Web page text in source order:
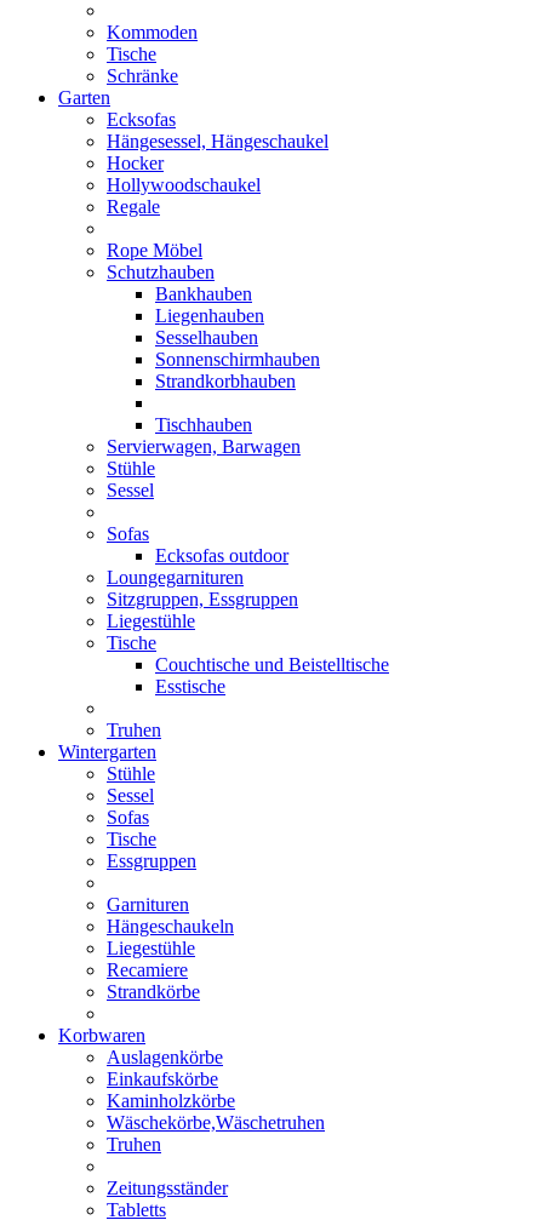
Kommoden
Tische
Schränke
Garten
Ecksofas
Hängesessel, Hängeschaukel
Hocker
Hollywoodschaukel
Regale
Rope Möbel
Schutzhauben
Bankhauben
Liegenhauben
Sesselhauben
Sonnenschirmhauben
Strandkorbhauben
Tischhauben
Servierwagen, Barwagen
Stühle
Sessel
Sofas
Ecksofas outdoor
Loungegarnituren
Sitzgruppen, Essgruppen
Liegestühle
Tische
Couchtische und Beistelltische
Esstische
Truhen
Wintergarten
Stühle
Sessel
Sofas
Tische
Essgruppen
Garnituren
Hängeschaukeln
Liegestühle
Recamiere
Strandkörbe
Korbwaren
Auslagenkörbe
Einkaufskörbe
Kaminholzkörbe
Wäschekörbe,Wäschetruhen
Truhen
Zeitungsständer
Tabletts